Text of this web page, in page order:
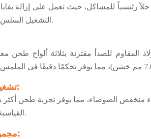
رئيسياً للمشاكل، حيث تعمل على إزالة
التشغيل السلس والمتواصل وتبسيط عملية التنظيف.
تشغيل هادئ يركز على المستخدم:
منخفض الضوضاء، مما يوفر تجربة طحن أكثر
القياسية، مما يعزز الراحة في أي بيئة مطبخ.
مجموعة كاملة وجاهزة للاستخدام: